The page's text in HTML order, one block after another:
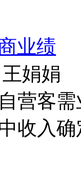
业绩
娟娟
营客
收入